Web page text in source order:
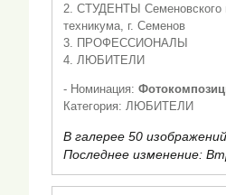
2. СТУДЕНТЫ Семеновского
техникума, г. Семенов
3. ПРОФЕССИОНАЛЫ
4. ЛЮБИТЕЛИ
- Номинация:
Категория: ЛЮБИТЕЛИ
В галерее 50
Последнее изменение: